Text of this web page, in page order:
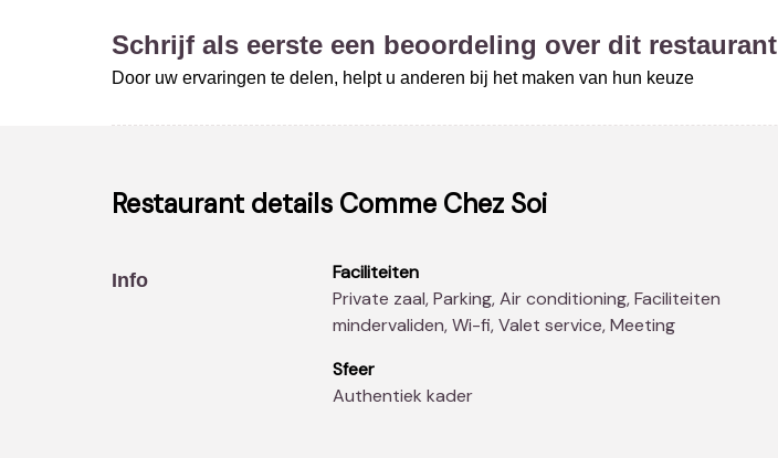
Schrijf als eerste een beoordeling over dit restaurant
Door uw ervaringen te delen, helpt u anderen bij het maken van hun keuze
Restaurant details Comme Chez Soi
Info
Faciliteiten
Private zaal, Parking, Air conditioning, Faciliteiten
mindervaliden, Wi-fi, Valet service, Meeting
Sfeer
Authentiek kader